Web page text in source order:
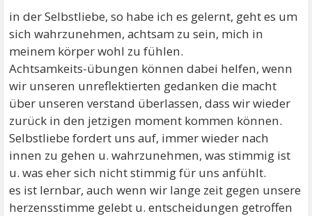
in der Selbstliebe, so habe ich es gelernt, geht es um
sich wahrzunehmen, achtsam zu sein, mich in
meinem körper wohl zu fühlen.
Achtsamkeits-übungen können dabei helfen, wenn
wir unseren unreflektierten gedanken die macht
über unseren verstand überlassen, dass wir wieder
zurück in den jetzigen moment kommen können.
Selbstliebe fordert uns auf, immer wieder nach
innen zu gehen u. wahrzunehmen, was stimmig ist
u. was eher sich nicht stimmig für uns anfühlt.
es ist lernbar, auch wenn wir lange zeit gegen unsere
herzensstimme gelebt u. entscheidungen getroffen